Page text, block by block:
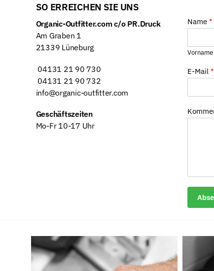
SO ERREICHEN SIE UNS
Organic-Outfitter.com c/o PR.Druck
Am Graben 1
21339 Lüneburg
04131 21 90 730
04131 21 90 732
info@organic-outfitter.com
Geschäftszeiten
Mo-Fr 10-17 Uhr
Name *
Vorname
E-Mail *